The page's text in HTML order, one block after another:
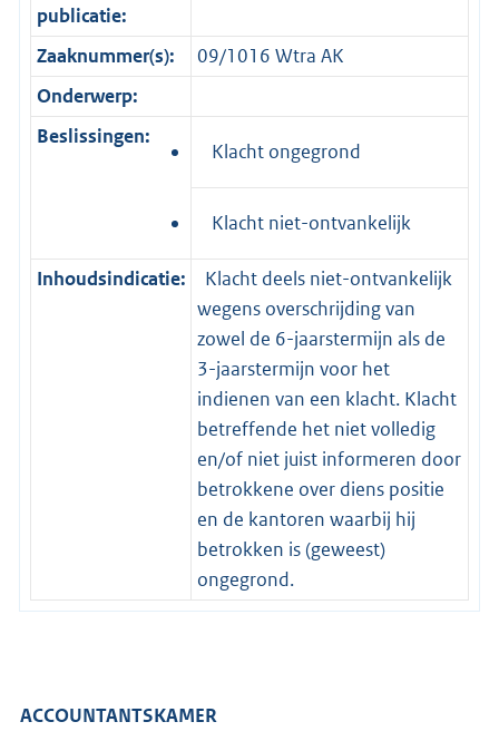
publicatie:
Zaaknummer(s):
09/1016 Wtra AK
Onderwerp:
Beslissingen:
Klacht ongegrond
Klacht niet-ontvankelijk
Inhoudsindicatie:
Klacht deels niet-ontvankelijk
wegens overschrijding van
zowel de 6-jaarstermijn als de
3-jaarstermijn voor het
indienen van een klacht. Klacht
betreffende het niet volledig
en/of niet juist informeren door
betrokkene over diens positie
en de kantoren waarbij hij
betrokken is (geweest)
ongegrond.
ACCOUNTANTSKAMER